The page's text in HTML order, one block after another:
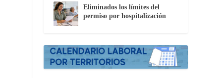
Eliminados los límites del
permiso por hospitalización